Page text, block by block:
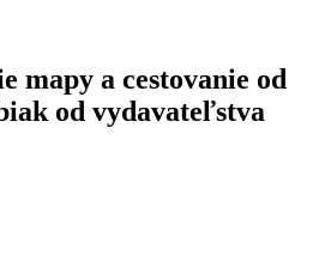
mapy a cestovanie od
od vydavateľstva